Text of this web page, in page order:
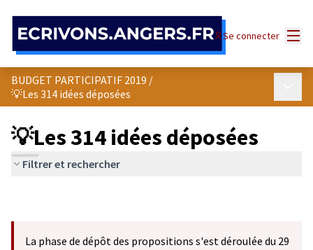
Se connecter
BUDGET PARTICIPATIF 2019 /
💡Les 314 idées déposées
💡Les 314 idées déposées
Filtrer et rechercher
La phase de dépôt des propositions s'est déroulée du 29